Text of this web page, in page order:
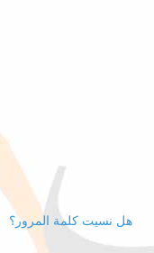
هل نسيت كلمة المرور؟